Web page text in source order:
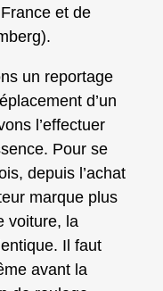
et de
un reportage
d’un
l’effectuer
Pour se
depuis l’achat
marque plus
voiture, la
Il faut
avant la